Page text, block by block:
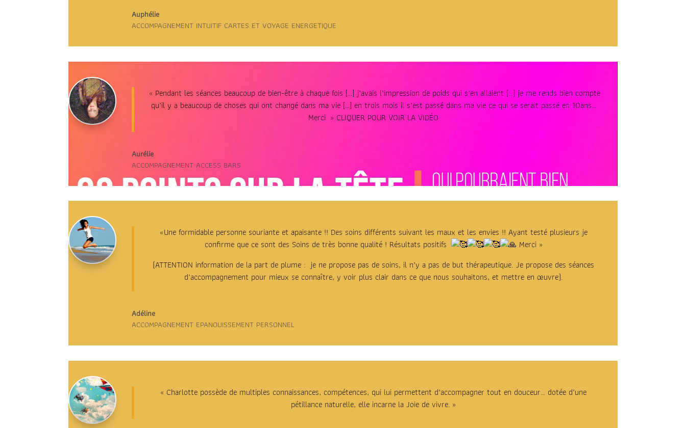
Auphélie
ACCOMPAGNEMENT INTUITIF CARTES ET VOYAGE ENERGETIQUE
vidéo
« Pendant les séances beaucoup de bien-être à chaque fois […] j’avais l’impression de poids qui s’en allaient […] je me rends bien compte
qu’il y a beaucoup de choses qui ont changé dans ma vie […] en trois mois il s’est passé dans ma vie ce qui se serait passé en 10ans…
Merci » CLIQUER POUR VOIR LA VIDÉO
Aurélie
ACCOMPAGNEMENT ACCESS BARS
«Une formidable personne souriante et apaisante !! Des soins différents suivant les maux et les envies !! Ayant testé plusieurs je
confirme que ce sont des Soins de très bonne qualité ! Résultats positifs
Merci »
(ATTENTION information de la part de plume : je ne propose pas de soins, il n’y a pas de but thérapeutique. Je propose des séances
d’accompagnement pour mieux se connaître, y voir plus clair dans ce que nous souhaitons, et mettre en œuvre).
Adéline
ACCOMPAGNEMENT EPANOUISSEMENT PERSONNEL
« Charlotte possède de multiples connaissances, compétences, qui lui permettent d’accompagner tout en douceur… dotée d’une
pétillance naturelle, elle incarne la Joie de vivre. »